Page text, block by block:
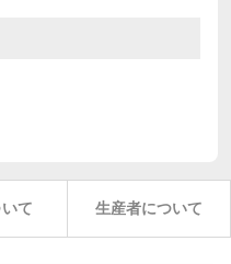
て 生産者について